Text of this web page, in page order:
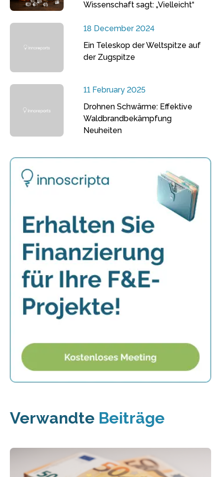
Wissenschaft sagt: „Vielleicht“
18 December 2024
Ein Teleskop der Weltspitze auf
der Zugspitze
11 February 2025
Drohnen Schwärme: Effektive
Waldbrandbekämpfung
Neuheiten
Verwandte Beiträge